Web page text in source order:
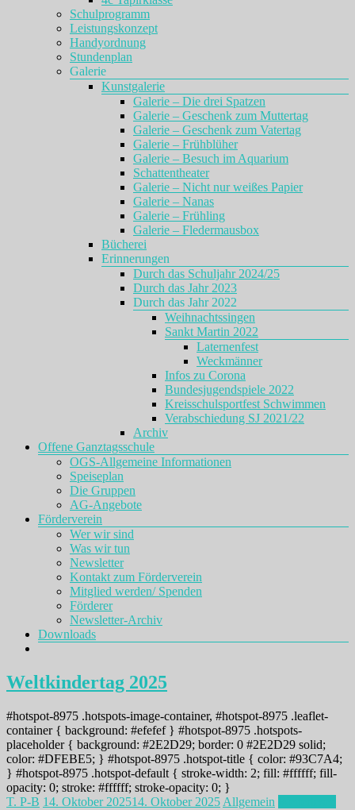
Schulprogramm
Leistungskonzept
Handyordnung
Stundenplan
Galerie
Kunstgalerie
Galerie – Die drei Spatzen
Galerie – Geschenk zum Muttertag
Galerie – Geschenk zum Vatertag
Galerie – Frühblüher
Galerie – Besuch im Aquarium
Schattentheater
Galerie – Nicht nur weißes Papier
Galerie – Nanas
Galerie – Frühling
Galerie – Fledermausbox
Bücherei
Erinnerungen
Durch das Schuljahr 2024/25
Durch das Jahr 2023
Durch das Jahr 2022
Weihnachtssingen
Sankt Martin 2022
Laternenfest
Weckmänner
Infos zu Corona
Bundesjugendspiele 2022
Kreisschulsportfest Schwimmen
Verabschiedung SJ 2021/22
Archiv
Offene Ganztagsschule
OGS-Allgemeine Informationen
Speiseplan
Die Gruppen
AG-Angebote
Förderverein
Wer wir sind
Was wir tun
Newsletter
Kontakt zum Förderverein
Mitglied werden/ Spenden
Förderer
Newsletter-Archiv
Downloads
Weltkindertag 2025
#hotspot-8975 .hotspots-image-container, #hotspot-8975 .leaflet-
container { background: #efefef } #hotspot-8975 .hotspots-
placeholder { background: #2E2D29; border: 0 #2E2D29 solid;
color: #DFEBE5; } #hotspot-8975 .hotspot-title { color: #93C7A4;
} #hotspot-8975 .hotspot-default { stroke-width: 2; fill: #ffffff; fill-
opacity: 0; stroke: #ffffff; stroke-opacity: 0; }
T. P-B 14. Oktober 202514. Oktober 2025 Allgemein